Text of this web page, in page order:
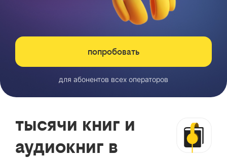
попробовать
для абонентов всех операторов
тысячи книг и
аудиокниг в